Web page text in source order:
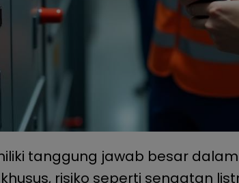
tanggung jawab besar
risiko seperti sengatan